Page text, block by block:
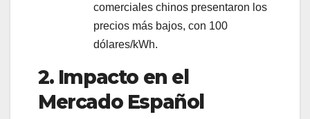
comerciales chinos presentaron los
precios más bajos, con 100
dólares/kWh.
2. Impacto en el
Mercado Español